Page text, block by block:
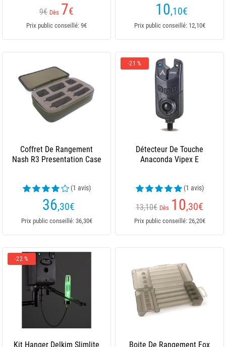
9€ Dès 7€
Prix public conseillé: 9€
10,10€
Prix public conseillé: 12,10€
Coffret De Rangement
Nash R3 Presentation Case
(1 avis)
36,30€
Prix public conseillé: 36,30€
-21 %
Détecteur De Touche
Anaconda Vipex E
(1 avis)
13,10€ Dès 10,30€
Prix public conseillé: 26,20€
-22 %
Kit Hanger Delkim Slimlite
Boite De Rangement Fox